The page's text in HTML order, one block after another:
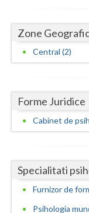
Satu-Mare
Suceava
Teleorman
Timis
Tulcea
Valcea
Aviz psihologic
Aviz psihologic
Avize
Consiliere
Consiliere
Consiliere
(1)
Consiliere
Zone
Central (2)
Forme Juridice
Cabinet de
Specialitati
Furnizor de
Psihologia